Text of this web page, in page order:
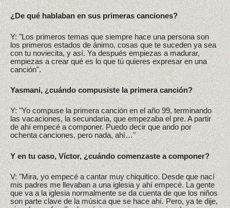
¿De qué hablaban en sus primeras canciones?
Y: "Los primeros temas que siempre hace una persona son
los primeros estados de ánimo, cosas que te suceden ya sea
con tu noviecita, y así. Ya después empiezas a madurar,
empiezas a crear qué es lo que tú quieres expresar en una
canción".
Yasmani, ¿cuándo compusiste la primera canción?
Y: "Yo compuse la primera canción en el año 99, terminando
las vacaciones, la secundaria, que empezaba el pre. A partir
de ahí empecé a componer. Puedo decir que ando por
ochenta canciones, pero nada, ahí…"
Y en tu caso, Víctor, ¿cuándo comenzaste a componer?
V: "Mira, yo empecé a cantar muy chiquitico. Desde que nací
mis padres me llevaban a una iglesia y ahí empecé. La gente
que va a la iglesia normalmente se da cuenta de que los niños
son parte clave de la música que se hace ahí. Pero, ya te dije,